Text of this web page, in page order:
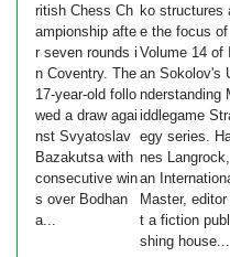
ritish Chess Ch
ampionship afte
r seven rounds i
n Coventry. The
17-year-old follo
wed a draw agai
nst Svyatoslav
Bazakutsa with
consecutive win
s over Bodhan
a...
ko structures
e the focus of
Volume 14 of
an Sokolov's
nderstanding
iddlegame
egy series.
nes Langrock,
an
Master, editor
t a fiction
shing house...